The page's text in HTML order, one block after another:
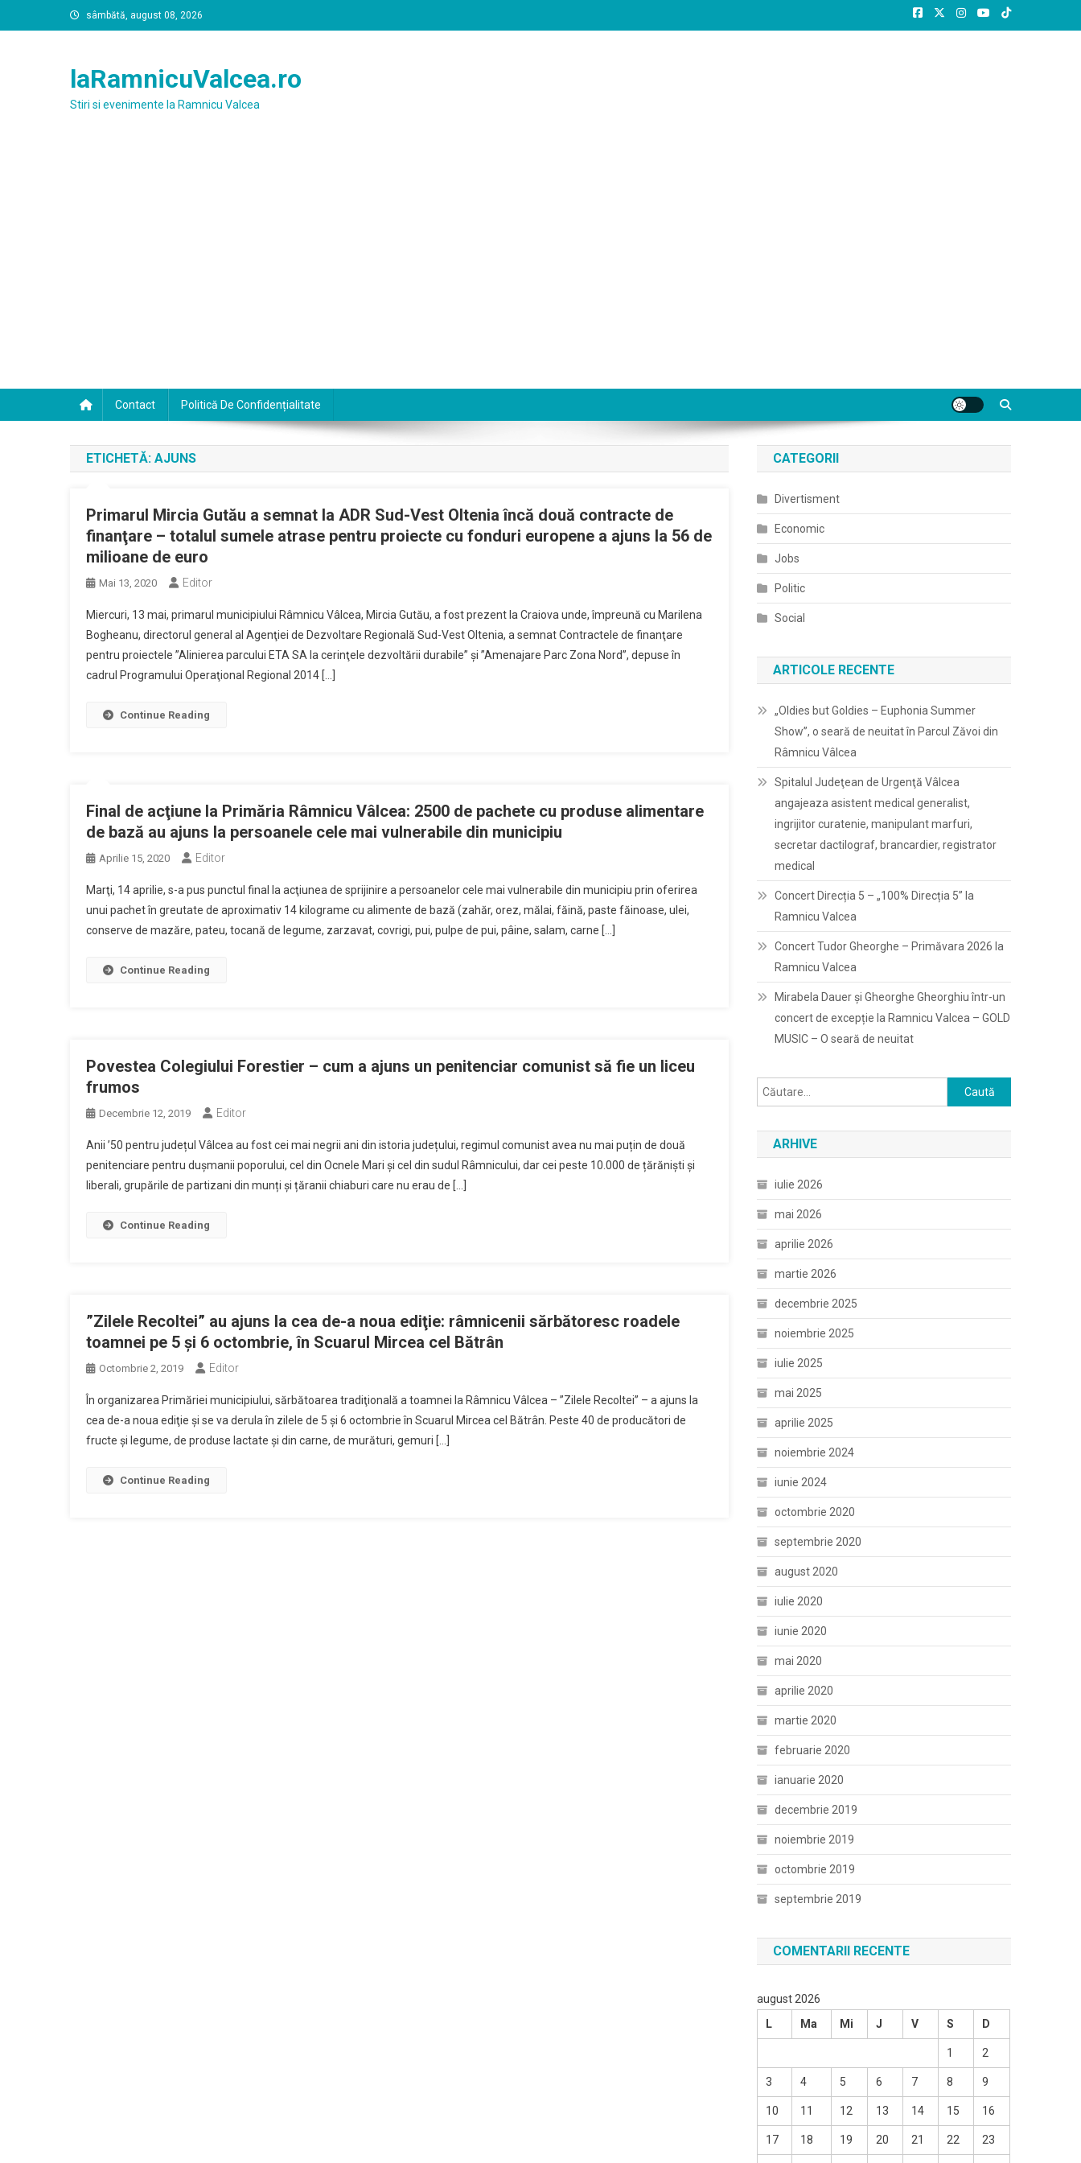
to
sâmbătă, august 08, 2026
laRamnicuValcea.ro
Stiri si evenimente la Ramnicu Valcea
Contact Politică De Confidențialitate
ETICHETĂ: AJUNS
Primarul Mircia Gutău a semnat la ADR Sud-Vest Oltenia încă două contracte de
finanţare – totalul sumele atrase pentru proiecte cu fonduri europene a ajuns la 56 de
milioane de euro
Mai 13, 2020 Editor
Miercuri, 13 mai, primarul municipiului Râmnicu Vâlcea, Mircia Gutău, a fost prezent la Craiova unde, împreună cu Marilena
Bogheanu, directorul general al Agenţiei de Dezvoltare Regională Sud-Vest Oltenia, a semnat Contractele de finanţare
pentru proiectele ”Alinierea parcului ETA SA la cerinţele dezvoltării durabile” şi ”Amenajare Parc Zona Nord”, depuse în
cadrul Programului Operaţional Regional 2014 […]
Continue Reading
Final de acţiune la Primăria Râmnicu Vâlcea: 2500 de pachete cu produse alimentare
de bază au ajuns la persoanele cele mai vulnerabile din municipiu
Aprilie 15, 2020 Editor
Marţi, 14 aprilie, s-a pus punctul final la acţiunea de sprijinire a persoanelor cele mai vulnerabile din municipiu prin oferirea
unui pachet în greutate de aproximativ 14 kilograme cu alimente de bază (zahăr, orez, mălai, făină, paste făinoase, ulei,
conserve de mazăre, pateu, tocană de legume, zarzavat, covrigi, pui, pulpe de pui, pâine, salam, carne […]
Continue Reading
Povestea Colegiului Forestier – cum a ajuns un penitenciar comunist să fie un liceu
frumos
Decembrie 12, 2019 Editor
Anii ’50 pentru județul Vâlcea au fost cei mai negrii ani din istoria județului, regimul comunist avea nu mai puțin de două
penitenciare pentru dușmanii poporului, cel din Ocnele Mari și cel din sudul Râmnicului, dar cei peste 10.000 de țărăniști și
liberali, grupările de partizani din munți și țăranii chiaburi care nu erau de […]
Continue Reading
”Zilele Recoltei” au ajuns la cea de-a noua ediţie: râmnicenii sărbătoresc roadele
toamnei pe 5 şi 6 octombrie, în Scuarul Mircea cel Bătrân
Octombrie 2, 2019 Editor
În organizarea Primăriei municipiului, sărbătoarea tradiţională a toamnei la Râmnicu Vâlcea – ”Zilele Recoltei” – a ajuns la
cea de-a noua ediţie şi se va derula în zilele de 5 şi 6 octombrie în Scuarul Mircea cel Bătrân. Peste 40 de producători de
fructe şi legume, de produse lactate şi din carne, de murături, gemuri […]
Continue Reading
CATEGORII
Divertisment
Economic
Jobs
Politic
Social
ARTICOLE RECENTE
„Oldies but Goldies – Euphonia Summer
Show”, o seară de neuitat în Parcul Zăvoi din
Râmnicu Vâlcea
Spitalul Judeţean de Urgenţă Vâlcea
angajeaza asistent medical generalist,
ingrijitor curatenie, manipulant marfuri,
secretar dactilograf, brancardier, registrator
medical
Concert Direcția 5 – „100% Direcția 5” la
Ramnicu Valcea
Concert Tudor Gheorghe – Primăvara 2026 la
Ramnicu Valcea
Mirabela Dauer și Gheorghe Gheorghiu într-un
concert de excepție la Ramnicu Valcea – GOLD
MUSIC – O seară de neuitat
Caută
după:
ARHIVE
iulie 2026
mai 2026
aprilie 2026
martie 2026
decembrie 2025
noiembrie 2025
iulie 2025
mai 2025
aprilie 2025
noiembrie 2024
iunie 2024
octombrie 2020
septembrie 2020
august 2020
iulie 2020
iunie 2020
mai 2020
aprilie 2020
martie 2020
februarie 2020
ianuarie 2020
decembrie 2019
noiembrie 2019
octombrie 2019
septembrie 2019
COMENTARII RECENTE
august 2026
L
Ma Mi J V S D
1 2
3 4 5 6 7 8 9
10 11 12 13 14 15 16
17 18 19 20 21 22 23